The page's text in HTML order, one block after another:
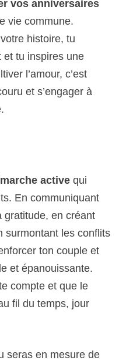
vos anniversaires
vie commune.
histoire, tu
et tu inspires une
l’amour, c’est
et s’engager à
activequi
En communiquant
gratitude, en créant
surmontant les conflits
ton couple et
et épanouissante.
compte et que le
fil du temps, jour
seras en mesure de